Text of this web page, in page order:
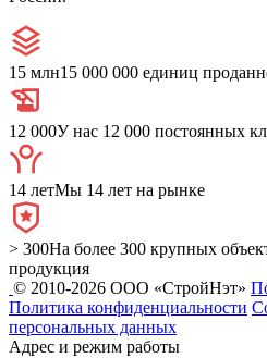
15 млн15 000 000 единиц
12 000У нас 12 000 постоянных
14 летМы 14 лет на рынке
> 300На более 300 крупных
продукция
© 2010-2026 ООО «СтройНэт»
Политика конфиденциальности
персональных данных
Адрес и режим работы